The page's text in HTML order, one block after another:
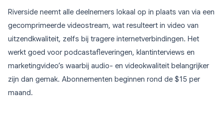
Riverside neemt alle deelnemers lokaal op in plaats van via een
gecomprimeerde videostream, wat resulteert in video van
uitzendkwaliteit, zelfs bij tragere internetverbindingen. Het
werkt goed voor podcastafleveringen, klantinterviews en
marketingvideo’s waarbij audio- en videokwaliteit belangrijker
zijn dan gemak. Abonnementen beginnen rond de $15 per
maand.